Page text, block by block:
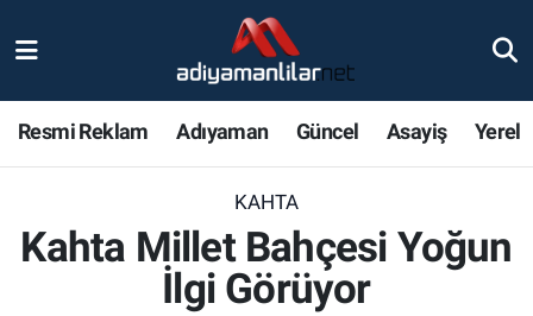
Resmi Reklam Adıyaman Güncel Asayiş Yerel
KAHTA
Kahta Millet Bahçesi Yoğun
İlgi Görüyor
Nöbetçi Eczaneler
Adiyaman Namaz Vakitleri
Trafik Durumu